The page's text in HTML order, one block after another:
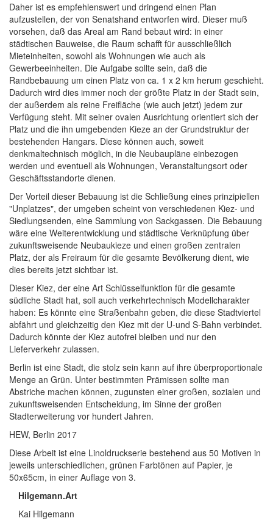
Daher ist es empfehlenswert und dringend einen Plan
aufzustellen, der von Senatshand entworfen wird. Dieser muß
vorsehen, daß das Areal am Rand bebaut wird: in einer
städtischen Bauweise, die Raum schafft für ausschließlich
Mieteinheiten, sowohl als Wohnungen wie auch als
Gewerbeeinheiten. Die Aufgabe sollte sein, daß die
Randbebauung um einen Platz von ca. 1 x 2 km herum geschieht.
Dadurch wird dies immer noch der größte Platz in der Stadt sein,
der außerdem als reine Freifläche (wie auch jetzt) jedem zur
Verfügung steht. Mit seiner ovalen Ausrichtung orientiert sich der
Platz und die ihn umgebenden Kieze an der Grundstruktur der
bestehenden Hangars. Diese können auch, soweit
denkmaltechnisch möglich, in die Neubaupläne einbezogen
werden und eventuell als Wohnungen, Veranstaltungsort oder
Geschäftsstandorte dienen.
Der Vorteil dieser Bebauung ist die Schließung eines prinzipiellen
"Unplatzes", der umgeben scheint von verschiedenen Kiez- und
Siedlungsenden, eine Sammlung von Sackgassen. Die Bebauung
wäre eine Weiterentwicklung und städtische Verknüpfung über
zukunftsweisende Neubaukieze und einen großen zentralen
Platz, der als Freiraum für die gesamte Bevölkerung dient, wie
dies bereits jetzt sichtbar ist.
Dieser Kiez, der eine Art Schlüsselfunktion für die gesamte
südliche Stadt hat, soll auch verkehrtechnisch Modellcharakter
haben: Es könnte eine Straßenbahn geben, die diese Stadtviertel
abfährt und gleichzeitig den Kiez mit der U-und S-Bahn verbindet.
Dadurch könnte der Kiez autofrei bleiben und nur den
Lieferverkehr zulassen.
Berlin ist eine Stadt, die stolz sein kann auf ihre überproportionale
Menge an Grün. Unter bestimmten Prämissen sollte man
Abstriche machen können, zugunsten einer großen, sozialen und
zukunftsweisenden Entscheidung, im Sinne der großen
Stadterweiterung vor hundert Jahren.
HEW, Berlin 2017
Diese Arbeit ist eine Linoldruckserie bestehend aus 50 Motiven in
jeweils unterschiedlichen, grünen Farbtönen auf Papier, je
50x65cm, in einer Auflage von 3.
Hilgemann.Art
Kai Hilgemann